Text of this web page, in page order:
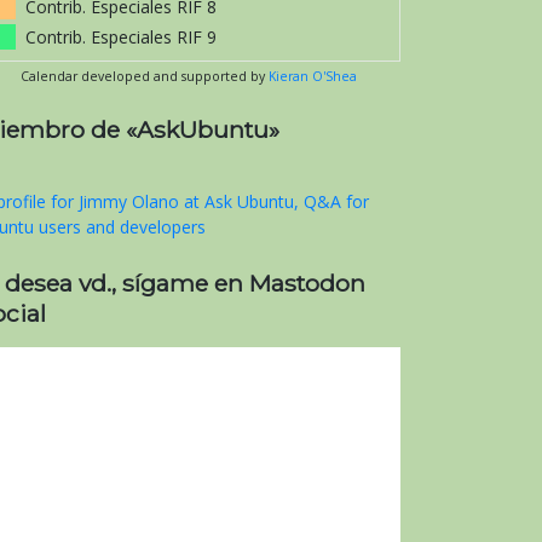
Contrib. Especiales RIF 8
Contrib. Especiales RIF 9
Calendar developed and supported by Kieran O'Shea
de «AskUbuntu»
desea vd., sígame en Mastodon